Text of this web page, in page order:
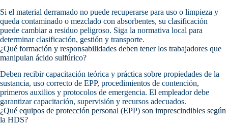
Si el material derramado no puede recuperarse para uso o limpieza y
queda contaminado o mezclado con absorbentes, su clasificación
puede cambiar a residuo peligroso. Siga la normativa local para
determinar clasificación, gestión y transporte.
¿Qué formación y responsabilidades deben tener los trabajadores que
manipulan ácido sulfúrico?
Deben recibir capacitación teórica y práctica sobre propiedades de la
sustancia, uso correcto de EPP, procedimientos de contención,
primeros auxilios y protocolos de emergencia. El empleador debe
garantizar capacitación, supervisión y recursos adecuados.
¿Qué equipos de protección personal (EPP) son imprescindibles según
la HDS?